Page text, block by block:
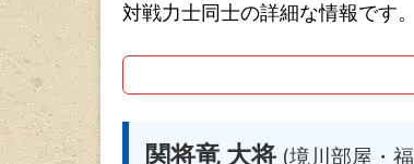
対戦力士同士の詳細な情報です。
関将竜 大将 (境川部屋・